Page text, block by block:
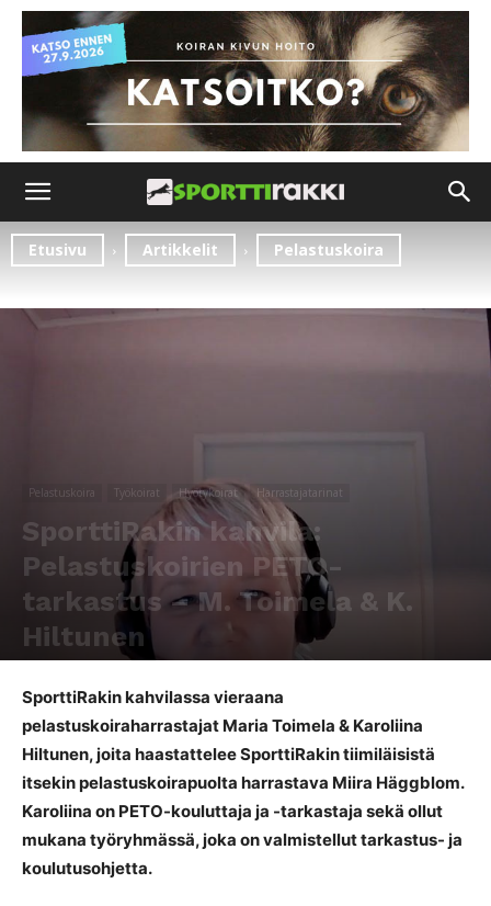
Etusivu Artikkelit Pelastuskoira
Pelastuskoira Työkoirat Hyötykoirat Harrastajatarinat
SporttiRakin kahvila:
Pelastuskoirien PETO-
tarkastus – M. Toimela & K.
Hiltunen
SporttiRakin kahvilassa vieraana
pelastuskoiraharrastajat Maria Toimela & Karoliina
Hiltunen, joita haastattelee SporttiRakin tiimiläisistä
itsekin pelastuskoirapuolta harrastava Miira Häggblom.
Karoliina on PETO-kouluttaja ja -tarkastaja sekä ollut
mukana työryhmässä, joka on valmistellut tarkastus- ja
koulutusohjetta.